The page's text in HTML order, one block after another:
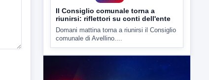
Il Consiglio comunale torna a
riunirsi: riflettori su conti dell'ente
comunale di Avellino....